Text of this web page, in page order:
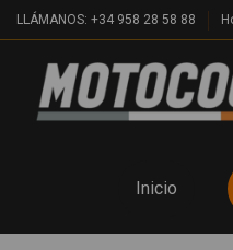
LLÁMANOS: +34 958 28 58 88
Inicio